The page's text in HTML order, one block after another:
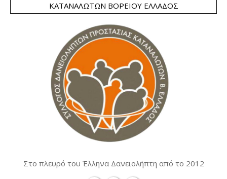
ΚΑΤΑΝΑΛΩΤΏΝ ΒΟΡΕΊΟΥ ΕΛΛΆΔΟΣ
Στο πλευρό του Έλληνα Δανειολήπτη από το 2012